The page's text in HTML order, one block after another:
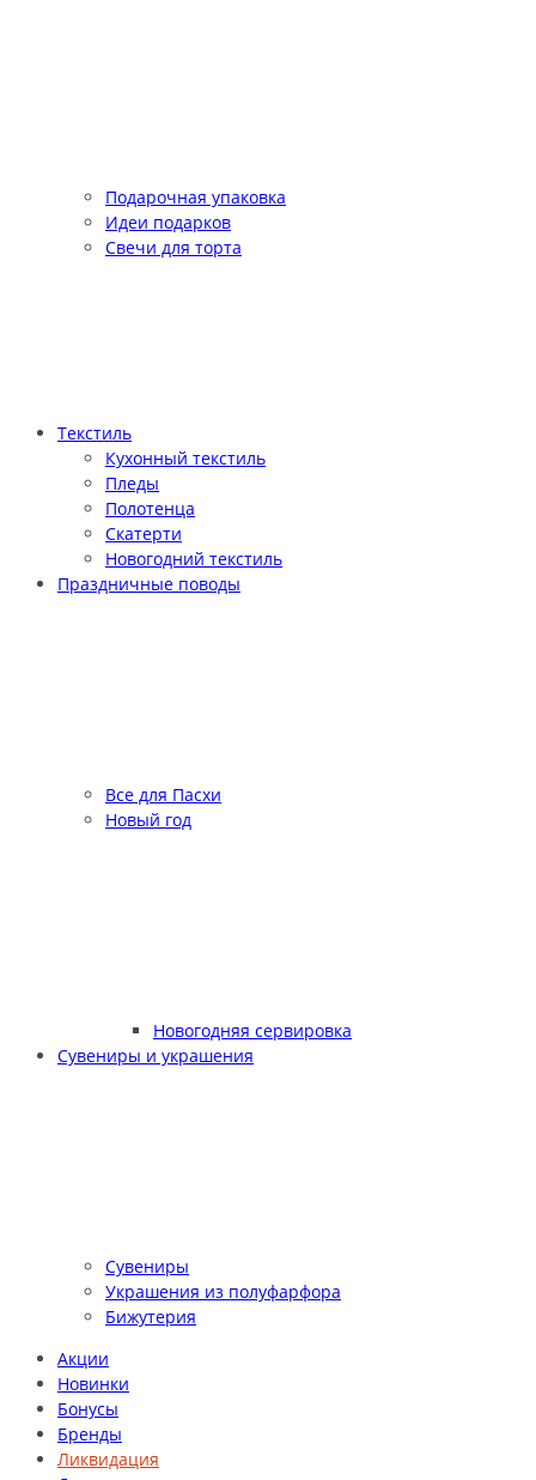
Подарочная упаковка
Идеи подарков
Свечи для торта
Текстиль
Кухонный текстиль
Пледы
Полотенца
Скатерти
Новогодний текстиль
Праздничные поводы
Все для Пасхи
Новый год
Новогодняя сервировка
Сувениры и украшения
Сувениры
Украшения из полуфарфора
Бижутерия
Акции
Новинки
Бонусы
Бренды
Ликвидация